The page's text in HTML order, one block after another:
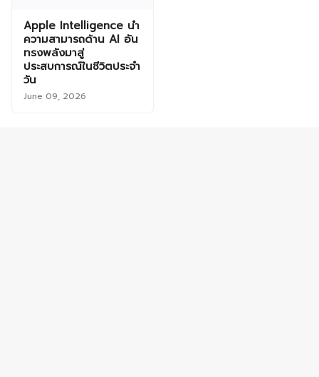
Apple Intelligence นำ
ความสามารถด้าน AI อัน
ทรงพลังมาสู่
ประสบการณ์ในชีวิตประจำ
วัน
June 09, 2026